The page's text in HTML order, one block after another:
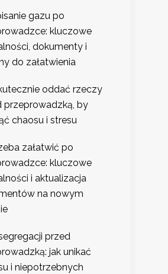
gazu po
kluczowe
dokumenty i
do załatwienia
oddać rzeczy
przeprowadzką, by
chaosu i stresu
załatwić po
kluczowe
i aktualizacja
na nowym
przed
jak unikać
i niepotrzebnych